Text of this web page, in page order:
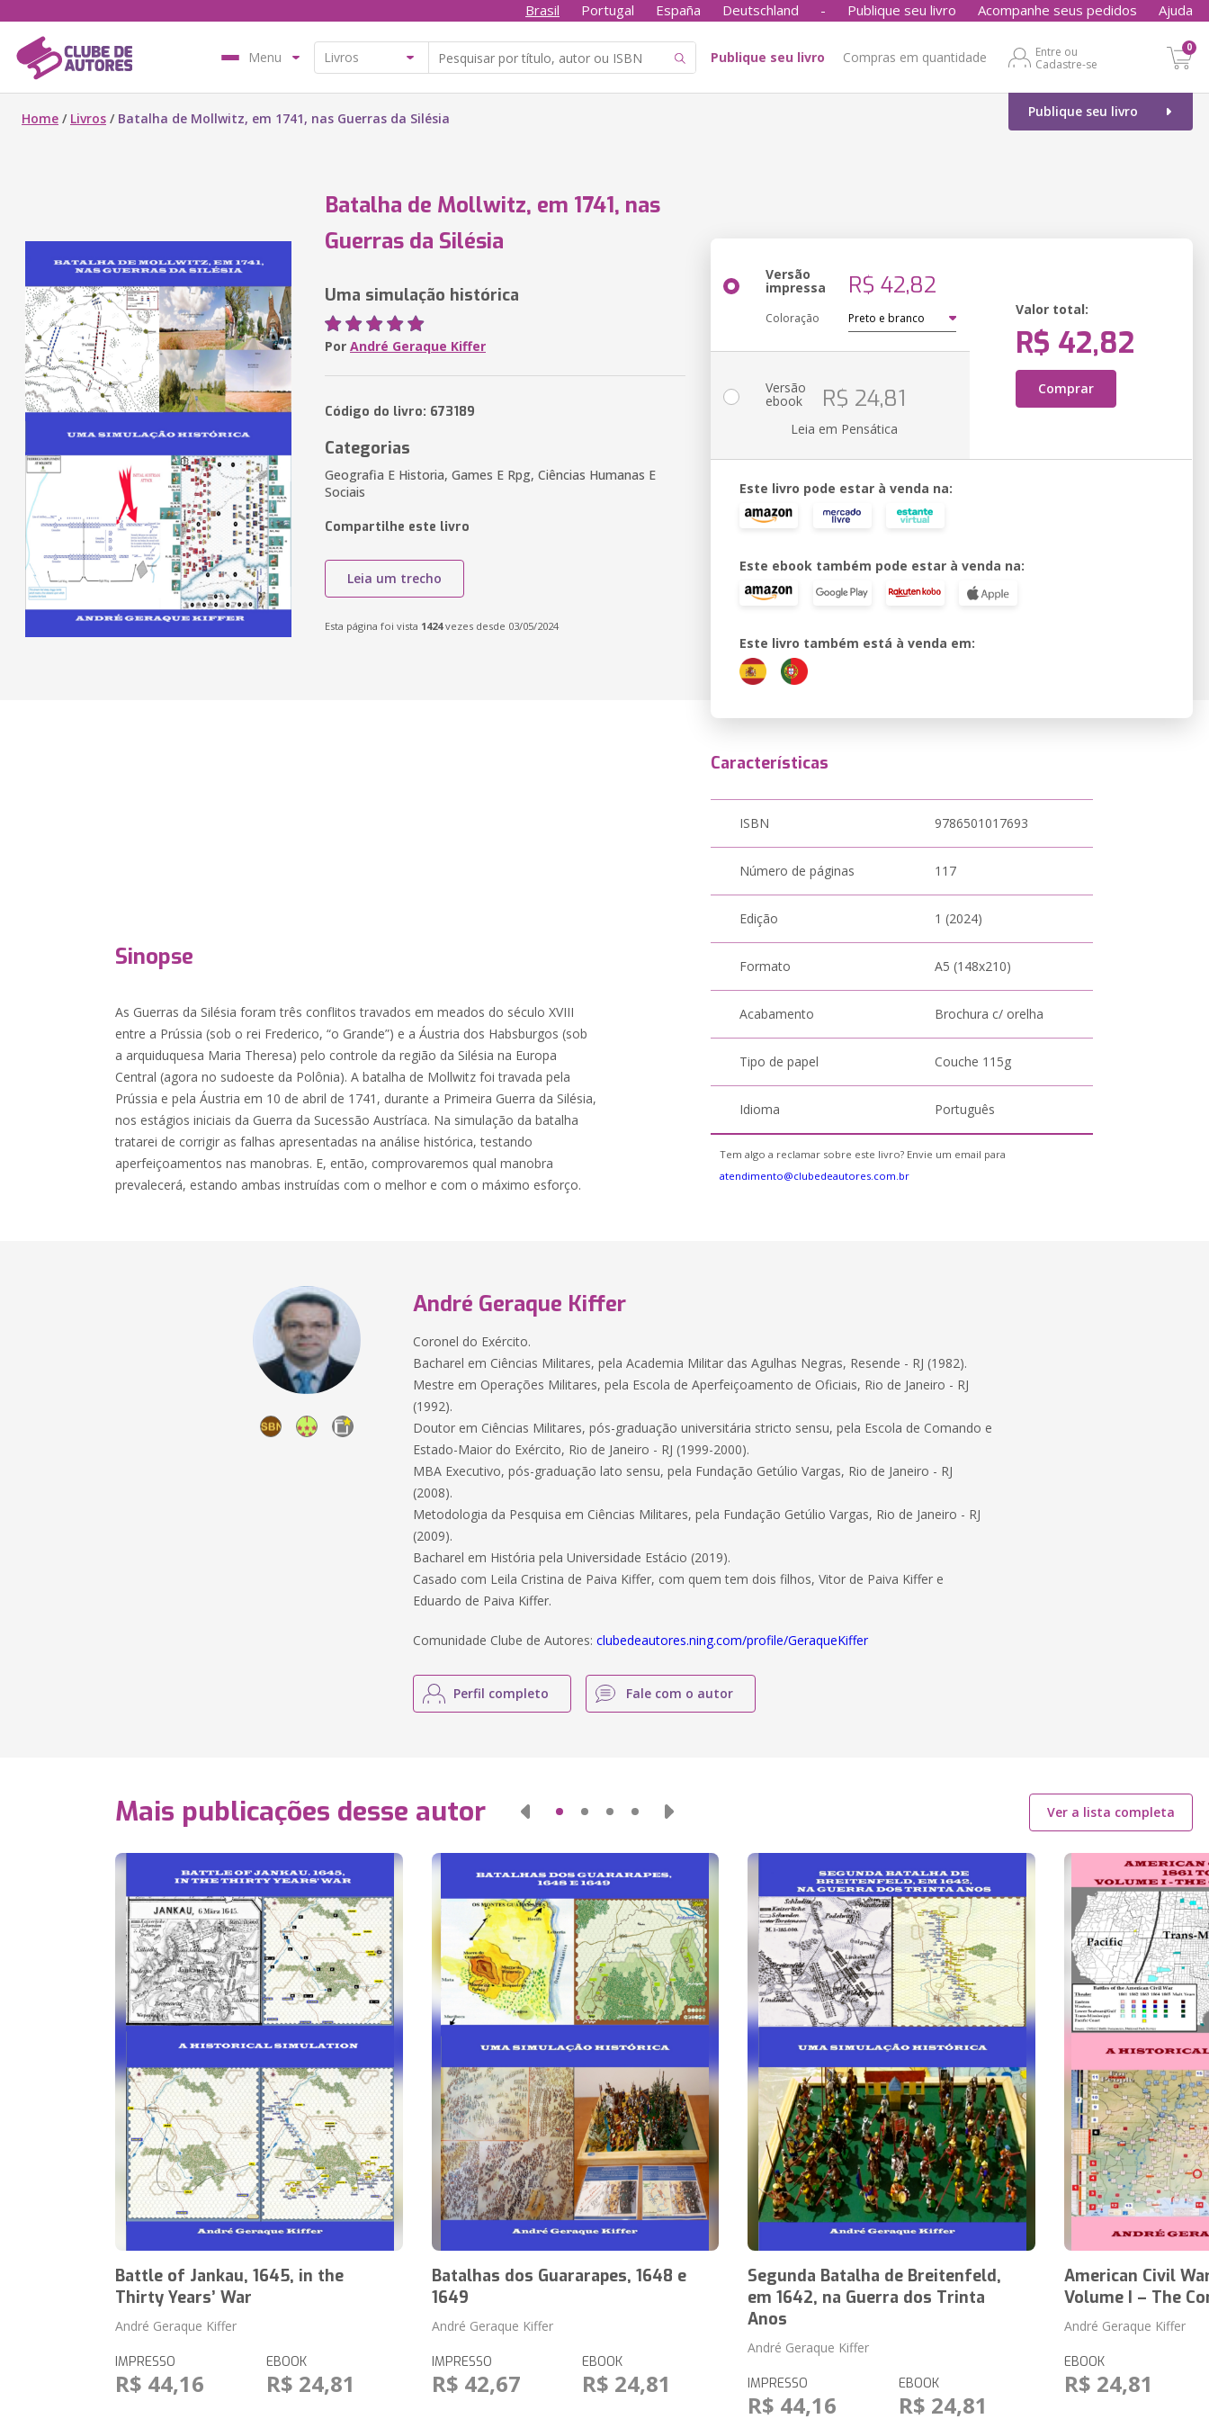
Brasil Portugal España Deutschland - Publique seu livro Acompanhe seus pedidos Ajuda
Menu Publique seu livro Compras em quantidade
Entre ou
Cadastre-se
0
Publique seu livro
Home / Livros / Batalha de Mollwitz, em 1741, nas Guerras da Silésia
Batalha de Mollwitz, em 1741, nas
Guerras da Silésia
Uma simulação histórica
Por André Geraque Kiffer
Código do livro: 673189
Categorias
Geografia E Historia, Games E Rpg, Ciências Humanas E
Sociais
Compartilhe este livro
Leia um trecho
Esta página foi vista 1424vezes desde 03/05/2024
Versão
impressa R$ 42,82
Coloração
Valor total:
R$ 42,82
Comprar
Versão
ebook R$ 24,81
Leia em Pensática
Este livro pode estar à venda na:
Este ebook também pode estar à venda na:
Este livro também está à venda em:
Sinopse
As Guerras da Silésia foram três conflitos travados em meados do século XVIII
entre a Prússia (sob o rei Frederico, “o Grande”) e a Áustria dos Habsburgos (sob
a arquiduquesa Maria Theresa) pelo controle da região da Silésia na Europa
Central (agora no sudoeste da Polônia). A batalha de Mollwitz foi travada pela
Prússia e pela Áustria em 10 de abril de 1741, durante a Primeira Guerra da Silésia,
nos estágios iniciais da Guerra da Sucessão Austríaca. Na simulação da batalha
tratarei de corrigir as falhas apresentadas na análise histórica, testando
aperfeiçoamentos nas manobras. E, então, comprovaremos qual manobra
prevalecerá, estando ambas instruídas com o melhor e com o máximo esforço.
Características
ISBN 9786501017693
Número de páginas 117
Edição 1 (2024)
Formato A5 (148x210)
Acabamento Brochura c/ orelha
Tipo de papel Couche 115g
Idioma Português
Tem algo a reclamar sobre este livro? Envie um email para
atendimento@clubedeautores.com.br
André Geraque Kiffer
Coronel do Exército.
Bacharel em Ciências Militares, pela Academia Militar das Agulhas Negras, Resende - RJ (1982).
Mestre em Operações Militares, pela Escola de Aperfeiçoamento de Oficiais, Rio de Janeiro - RJ
(1992).
Doutor em Ciências Militares, pós-graduação universitária stricto sensu, pela Escola de Comando e
Estado-Maior do Exército, Rio de Janeiro - RJ (1999-2000).
MBA Executivo, pós-graduação lato sensu, pela Fundação Getúlio Vargas, Rio de Janeiro - RJ
(2008).
Metodologia da Pesquisa em Ciências Militares, pela Fundação Getúlio Vargas, Rio de Janeiro - RJ
(2009).
Bacharel em História pela Universidade Estácio (2019).
Casado com Leila Cristina de Paiva Kiffer, com quem tem dois filhos, Vitor de Paiva Kiffer e
Eduardo de Paiva Kiffer.
Comunidade Clube de Autores:clubedeautores.ning.com/profile/GeraqueKiffer
Perfil completo Fale com o autor
Mais publicações desse autor Ver a lista completa
Battle of Jankau, 1645, in the
Thirty Years’ War
André Geraque Kiffer
IMPRESSO
R$ 44,16
EBOOK
R$ 24,81
Batalhas dos Guararapes, 1648 e
1649
André Geraque Kiffer
IMPRESSO
R$ 42,67
EBOOK
R$ 24,81
Segunda Batalha de Breitenfeld,
em 1642, na Guerra dos Trinta
Anos
André Geraque Kiffer
IMPRESSO
R$ 44,16
EBOOK
R$ 24,81
American Civil
Volume I – The
André Geraque Kiffer
EBOOK
R$ 24,81